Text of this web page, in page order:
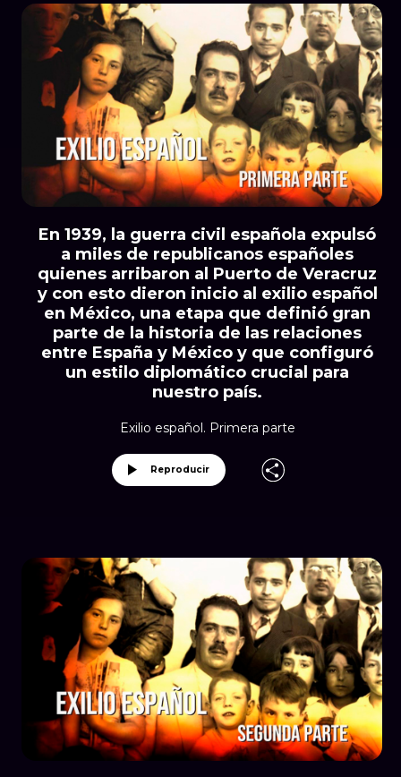
En 1939, la guerra civil española expulsó
a miles de republicanos españoles
quienes arribaron al Puerto de Veracruz
y con esto dieron inicio al exilio español
en México, una etapa que definió gran
parte de la historia de las relaciones
entre España y México y que configuró
un estilo diplomático crucial para
nuestro país.
Exilio español. Primera parte
Reproducir